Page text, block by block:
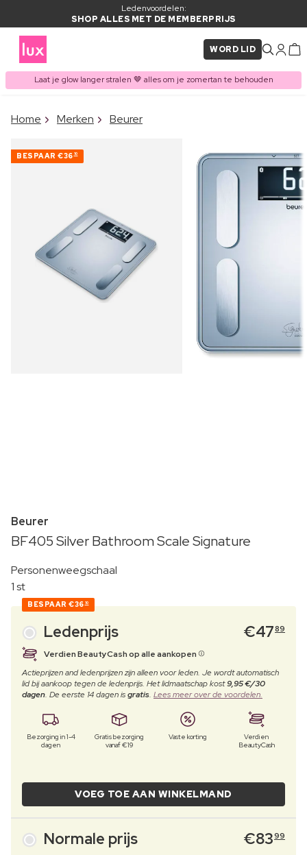
Ledenvoordelen:
SHOP ALLES MET DE MEMBERPRIJS
WORD LID
Laat je glow langer stralen 🤎 alles om je zomertan te behouden
ITEM TOEGEVOEGD AAN
Home Merken Beurer
BESPAAR €36 10
Beurer
BF405 Silver Bathroom Scale Signature
Personenweegschaal
1 st
BESPAAR €36 10
Ledenprijs €4789
Verdien BeautyCash op alle aankopen
Actieprijzen and ledenprijzen zijn alleen voor leden. Je wordt automatisch
lid bij aankoop tegen de ledenprijs. Het lidmaatschap kost9,95 €/30
dagen. De eerste 14 dagen isgratis. Lees meer over de voordelen.
Bezorging in 1-4
dagen
Gratis bezorging
vanaf €19
Vaste korting
Verdien
BeautyCash
VOEG TOE AAN WINKELMAND
Normale prijs €8399